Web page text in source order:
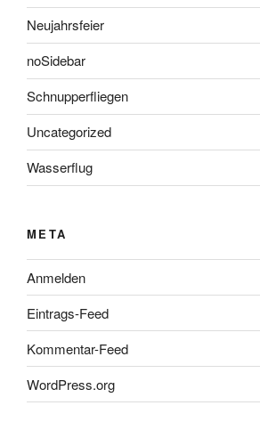
Neujahrsfeier
noSidebar
Schnupperfliegen
Uncategorized
Wasserflug
META
Anmelden
Eintrags-Feed
Kommentar-Feed
WordPress.org